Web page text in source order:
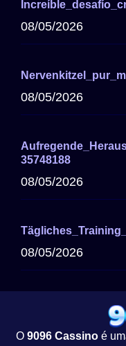
08/05/2026
08/05/2026
35748188
08/05/2026
08/05/2026
O 9096 Cassinoé